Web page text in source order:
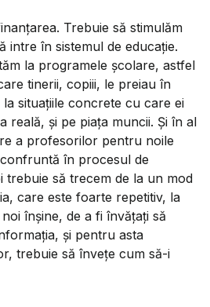
Trebuie să stimulăm
intre în sistemul de educație.
la programele școlare, astfel
tinerii, copiii, le preiau în
situațiile concrete cu care ei
reală, și pe piața muncii. Și în al
a profesorilor pentru noile
în procesul de
trebuie să trecem de la un mod
care este foarte repetitiv, la
înșine, de a fi învățați să
și pentru asta
trebuie să învețe cum să-i